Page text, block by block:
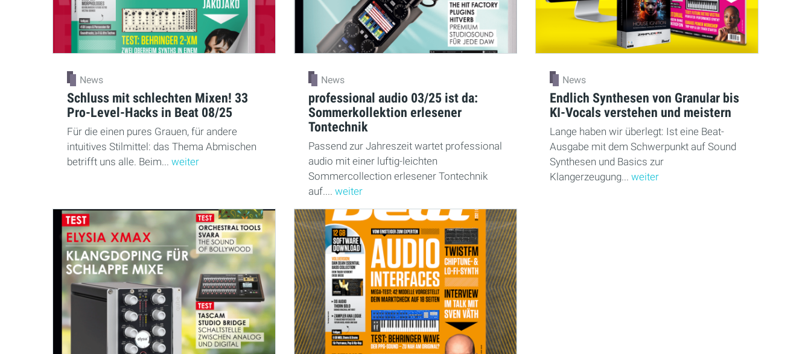
News
Schluss mit schlechten Mixen! 33
Pro-Level-Hacks in Beat 08/25
Für die einen pures Grauen, für andere
intuitives Stilmittel: das Thema Abmischen
betrifft uns alle. Beim... weiter
News
professional audio 03/25 ist da:
Sommerkollektion erlesener
Tontechnik
Passend zur Jahreszeit wartet professional
audio mit einer luftig-leichten
Sommercollection erlesener Tontechnik
auf.... weiter
News
Endlich Synthesen von Granular bis
KI-Vocals verstehen und meistern
Lange haben wir überlegt: Ist eine Beat-
Ausgabe mit dem Schwerpunkt auf Sound
Synthesen und Basics zur
Klangerzeugung... weiter